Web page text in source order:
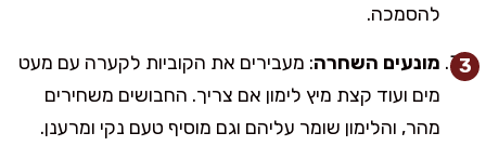
להסמכה.
מונעים השחרה: מעבירים את הקוביות לקערה עם מעט
מים ועוד קצת מיץ לימון אם צריך. החבושים משחירים
מהר, והלימון שומר עליהם וגם מוסיף טעם נקי ומרענן.